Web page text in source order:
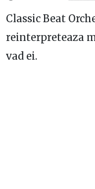
Classic Beat
reinterpreteaza
vad ei.